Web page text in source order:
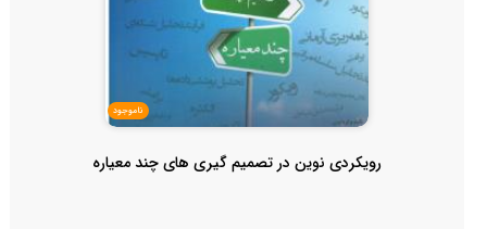
ناموجود
رویکردی نوین در تصمیم گیری های چند معیاره